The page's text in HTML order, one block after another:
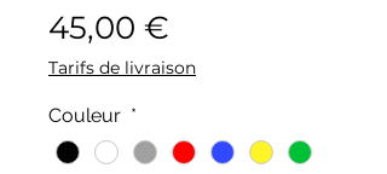
45,00 €
Tarifs de livraison
Couleur *